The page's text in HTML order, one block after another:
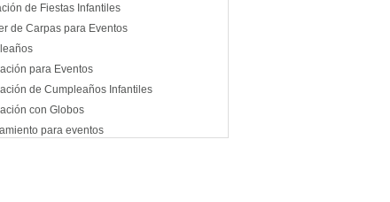
de Fiestas Infantiles
de Carpas para Eventos
para Eventos
de Cumpleaños Infantiles
con Globos
para eventos